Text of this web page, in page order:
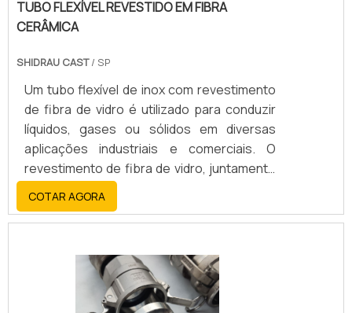
TUBO FLEXÍVEL REVESTIDO EM FIBRA
CERÂMICA
SHIDRAU CAST/ SP
Um tubo flexível de inox com revestimento
de fibra de vidro é utilizado para conduzir
líquidos, gases ou sólidos em diversas
aplicações industriais e comerciais. O
revestimento de fibra de vidro, juntamente
com o aço inoxidável, oferece alta
resistência, durabilidade, flexibilidade e
resistência a altas temperaturas, corrosão
COTAR AGORA